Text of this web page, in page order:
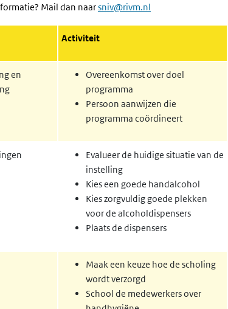
Mail dan naarsniv@rivm.nl
Activiteit
en
Overeenkomst over doel
programma
Persoon aanwijzen die
programma coördineert
Evalueer de huidige situatie van de
instelling
Kies een goede handalcohol
Kies zorgvuldig goede plekken
voor de alcoholdispensers
Plaats de dispensers
Maak een keuze hoe de scholing
wordt verzorgd
School de medewerkers over